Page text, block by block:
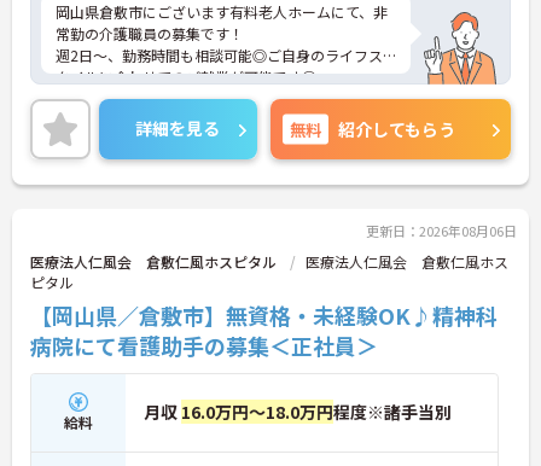
岡山県倉敷市にございます有料老人ホームにて、非
常勤の介護職員の募集です！
週2日～、勤務時間も相談可能◎ご自身のライフス
タイルに合わせてのご就業が可能です◎
福利厚生も充実しており、長期的な就業ができる環
境が整っています◎
ご興味がありましたら、詳細をお伝えしますので、
お気軽にお問い合わせください！
詳細を見る 無料 紹介してもらう
更新日：2026年08月06日
医療法人仁風会 倉敷仁風ホスピタル
医療法人仁風会 倉敷仁風ホス
ピタル
【岡山県／倉敷市】無資格・未経験OK♪精神科
病院にて看護助手の募集＜正社員＞
給料 月収 16.0万円～18.0万円程度※諸手当別